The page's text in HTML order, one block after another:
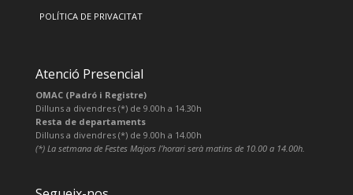
POLÍTICA DE PRIVACITAT
Atenció Presencial
OMAC (Padró i Registre)
Dilluns a divendres (*) de 9.00h a 14.30h
Resta de departaments
Dilluns a divendres (*) de 9.00h a 14.00h
(*) La setmana de Festes Majors l’horari serà matins de 10.00 a 14.00h.